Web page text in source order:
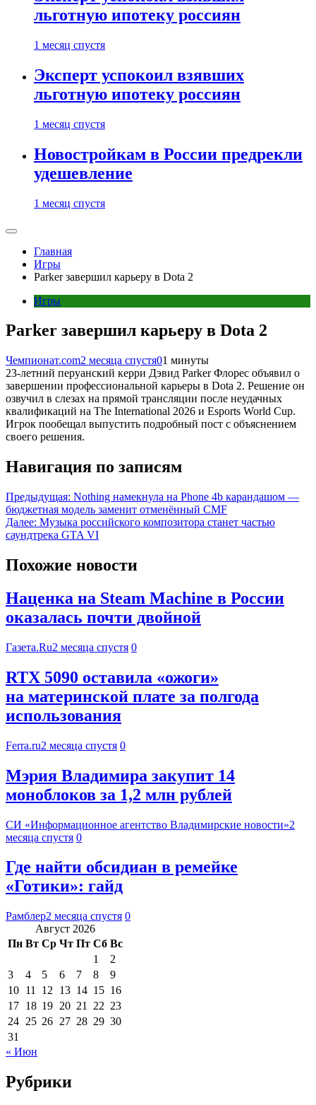
льготную ипотеку россиян
1 месяц спустя
Эксперт успокоил взявших
льготную ипотеку россиян
1 месяц спустя
Новостройкам в России предрекли
удешевление
1 месяц спустя
Главная
Игры
Parker завершил карьеру в Dota 2
Игры
Parker завершил карьеру в Dota 2
Чемпионат.com2 месяца спустя01 минуты
23-летний перуанский керри Дэвид Parker Флорес объявил о
завершении профессиональной карьеры в Dota 2. Решение он
озвучил в слезах на прямой трансляции после неудачных
квалификаций на The International 2026 и Esports World Cup.
Игрок пообещал выпустить подробный пост с объяснением
своего решения.
Навигация по записям
Предыдущая: Nothing намекнула на Phone 4b карандашом —
бюджетная модель заменит отменённый CMF
Далее: Музыка российского композитора станет частью
саундтрека GTA VI
Похожие новости
Наценка на Steam Machine в России
оказалась почти двойной
Газета.Ru2 месяца спустя 0
RTX 5090 оставила «ожоги»
на материнской плате за полгода
использования
Ferra.ru2 месяца спустя 0
Мэрия Владимира закупит 14
моноблоков за 1,2 млн рублей
СИ «Информационное агентство Владимирские новости»2
месяца спустя 0
Где найти обсидиан в ремейке
«Готики»: гайд
Рамблер2 месяца спустя 0
Август 2026
Пн Вт Ср Чт Пт Сб Вс
1
2
3
4 5 6 7 8
9
10 11 12 13 14 15 16
17 18 19 20 21 22 23
24 25 26 27 28 29 30
31
« Июн
Рубрики